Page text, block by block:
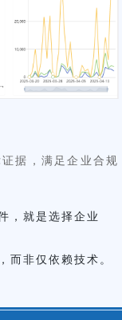
据，满足企业合规
，就是选择企业
而非仅依赖技术。